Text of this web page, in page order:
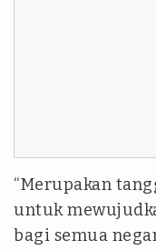
“Merupakan
untuk
bagi semua